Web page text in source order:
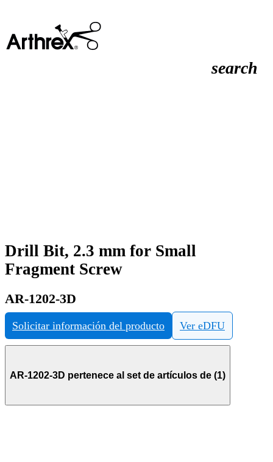
search
Drill Bit, 2.3 mm for Small
Fragment Screw
AR-1202-3D
Solicitar información del producto Ver eDFU
AR-1202-3D pertenece al set de artículos de (1)